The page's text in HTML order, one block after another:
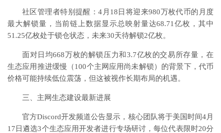
社区管理者特别提醒：4月18日将迎来980万枚代币的月度
最大解锁量，当前链上数据显示总映射量达68.71亿枚，其中
51.25亿枚处于锁仓状态，未来30天待解锁2亿枚。
面对日均668万枚的解锁压力和3.7亿枚的交易所存量，在
生态应用推进缓慢（100个主网应用尚未解锁）的背景下，代币
价格可能持续低位震荡，但这被视作长期布局的机遇。
三、主网生态建设最新进展
官方Discord开发频道公告显示，核心团队将于美国时间4月
17日遴选3个生态应用开发者进行专场研讨，每位代表限时20分